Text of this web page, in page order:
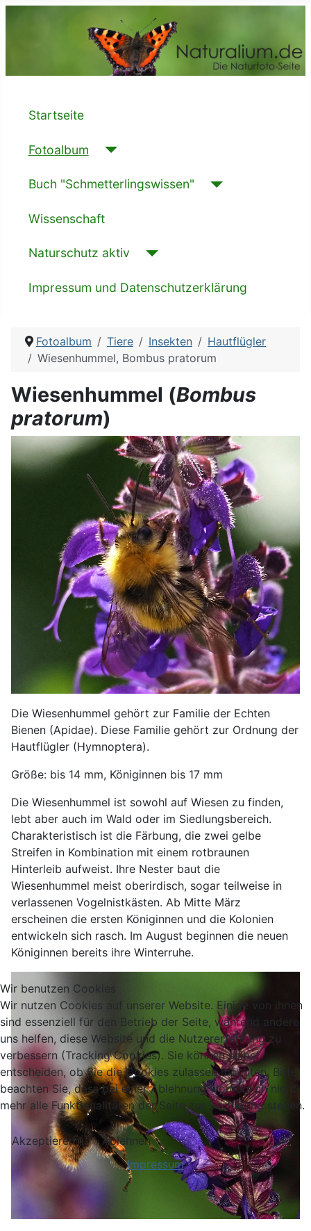
Startseite
Fotoalbum
Buch "Schmetterlingswissen"
Wissenschaft
Naturschutz aktiv
Impressum und Datenschutzerklärung
Fotoalbum Tiere Insekten
Hautflügler
Wiesenhummel, Bombus pratorum
Wiesenhummel (Bombus
pratorum)
Die Wiesenhummel gehört zur Familie der Echten
Bienen (Apidae). Diese Familie gehört zur Ordnung der
Hautflügler (Hymnoptera).
Größe: bis 14 mm, Königinnen bis 17 mm
Die Wiesenhummel ist sowohl auf Wiesen zu finden,
lebt aber auch im Wald oder im Siedlungsbereich.
Charakteristisch ist die Färbung, die zwei gelbe
Streifen in Kombination mit einem rotbraunen
Hinterleib aufweist. Ihre Nester baut die
Wiesenhummel meist oberirdisch, sogar teilweise in
verlassenen Vogelnistkästen. Ab Mitte März
erscheinen die ersten Königinnen und die Kolonien
entwickeln sich rasch. Im August beginnen die neuen
Königinnen bereits ihre Winterruhe.
Wir benutzen Cookies
Wir nutzen Cookies auf unserer Website. Einige von ihnen
sind essenziell für den Betrieb der Seite, während andere
uns helfen, diese Website und die Nutzererfahrung zu
verbessern (Tracking Cookies). Sie können selbst
entscheiden, ob Sie die Cookies zulassen möchten. Bitte
beachten Sie, dass bei einer Ablehnung womöglich nicht
mehr alle Funktionalitäten der Seite zur Verfügung stehen.
Akzeptieren
Ablehnen
Impressum